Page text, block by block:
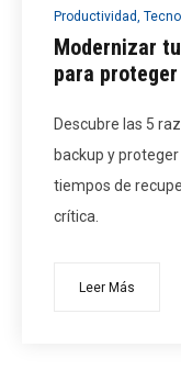
Productividad,
Modernizar
para
Descubre las 5
backup y
tiempos de
crítica.
Leer Más